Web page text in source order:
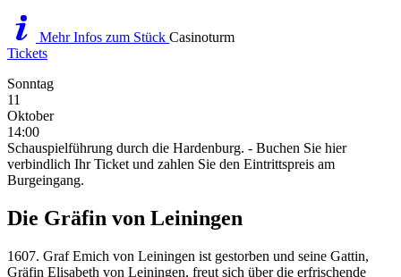
Mehr Infos zum Stück Casinoturm
Tickets
Sonntag
11
Oktober
14:00
Schauspielführung durch die Hardenburg. - Buchen Sie hier
verbindlich Ihr Ticket und zahlen Sie den Eintrittspreis am
Burgeingang.
Die Gräfin von Leiningen
1607. Graf Emich von Leiningen ist gestorben und seine Gattin,
Gräfin Elisabeth von Leiningen, freut sich über die erfrischende